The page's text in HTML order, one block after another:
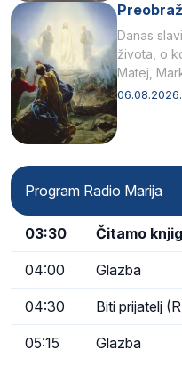
Danas
života, o
Matej,
drugoj…
06.08.2026.
Program Radio Marija
03:30 Čitamo
04:00 Glazba
04:30 Biti prijatelj
05:15 Glazba